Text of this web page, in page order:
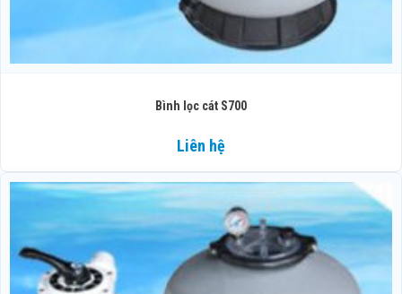
Bình lọc cát S700
Liên hệ